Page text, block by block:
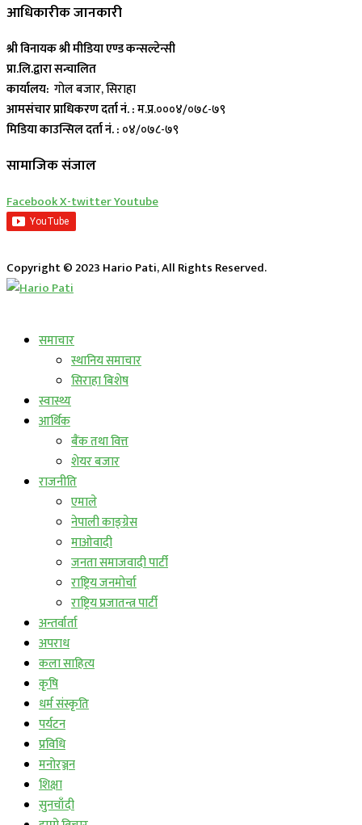
आधिकारीक जानकारी
श्री विनायक श्री मीडिया एण्ड कन्सल्टेन्सी
प्रा.लि.द्वारा सन्चालित
कार्यालय: गोल बजार, सिराहा
आमसंचार प्राधिकरण दर्ता नं. :म.प्र.०००४/०७८-७९
मिडिया काउन्सिल दर्ता नं. : ०४/०७८-७९
सामाजिक संजाल
FacebookX-twitterYoutube
Copyright © 2023 Hario Pati, All Rights Reserved.
समाचार
स्थानिय समाचार
सिराहा बिशेष
स्वास्थ्य
आर्थिक
बैंक तथा वित्त
शेयर बजार
राजनीति
एमाले
नेपाली काङ्ग्रेस
माओवादी
जनता समाजवादी पार्टी
राष्ट्रिय जनमोर्चा
राष्ट्रिय प्रजातन्त्र पार्टी
अन्तर्वार्ता
अपराध
कला साहित्य
कृषि
धर्म संस्कृति
पर्यटन
प्रविधि
मनोरञ्जन
शिक्षा
सुनचाँदी